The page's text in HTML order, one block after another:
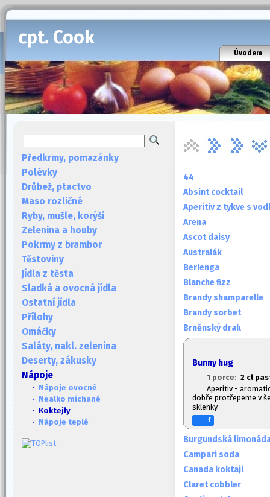
cpt. Cook
Úvodem
Předkrmy, pomazánky
Polévky
Drůbež, ptactvo
Maso rozličné
Ryby, mušle, korýši
Zelenina a houby
Pokrmy z brambor
Těstoviny
Jídla z těsta
Sladká a ovocná jídla
Ostatní jídla
Přílohy
Omáčky
Saláty, nakl. zelenina
Deserty, zákusky
Nápoje
· Nápoje ovocné
· Nealko míchané
· Koktejly
· Nápoje teplé
44
Absint cocktail
Aperitiv z tykve s
Arena
Ascot daisy
Australák
Berlenga
Blanche fizz
Brandy shamparelle
Brandy sorbet
Brněnský drak
Bunny hug
1 porce: 2 cl
Aperitiv -
dobře protřepeme v
sklenky.
f
Burgundská
Campari soda
Canada koktajl
Claret cobbler